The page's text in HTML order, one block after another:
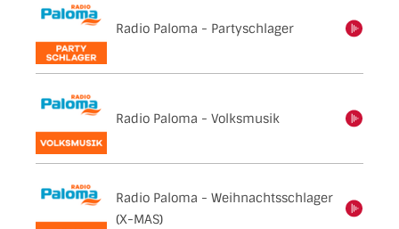
Radio Paloma - Partyschlager
einschalten
Radio Paloma - Volksmusikeinschalten
Radio Paloma - Weihnachtsschlager
(X-MAS)
einschalten